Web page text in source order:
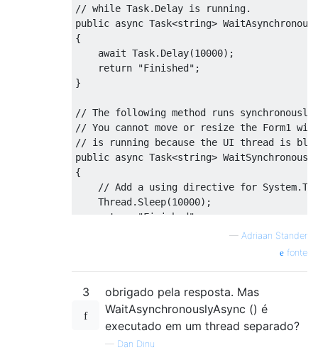
// while Task.Delay is running.
public async Task<string>
{
await Task. Delay(10000);
return
"Finished" ;
}
// The following method runs
// You cannot move or resize the Form1
// is running because the UI thread is
public async Task<string>
{
// Add a using directive for
Thread. Sleep(10000);
return
"Finished"
— Adriaan Stander
fonte
3
obrigado pela resposta. Mas
WaitAsynchronouslyAsync () é
executado em um thread separado?
— Dan Dinu